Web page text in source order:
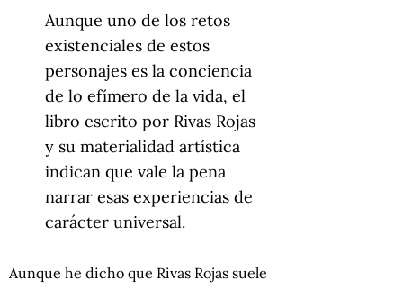
Aunque uno de los retos
existenciales de estos
personajes es la conciencia
de lo efímero de la vida, el
libro escrito por Rivas Rojas
y su materialidad artística
indican que vale la pena
narrar esas experiencias de
carácter universal.
Aunque he dicho que Rivas Rojas suele